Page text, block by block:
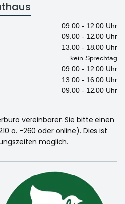
09.00 - 12.00 Uhr
09.00 - 12.00 Uhr
13.00 - 18.00 Uhr
kein Sprechtag
09.00 - 12.00 Uhr
13.00 - 16.00 Uhr
09.00 - 12.00 Uhr
vereinbaren Sie bitte einen
o. -260 oder online). Dies ist
möglich.